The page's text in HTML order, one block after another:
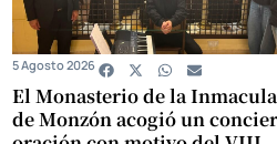
El Monasterio de la
de Monzón acogió un
5 Agosto 2026